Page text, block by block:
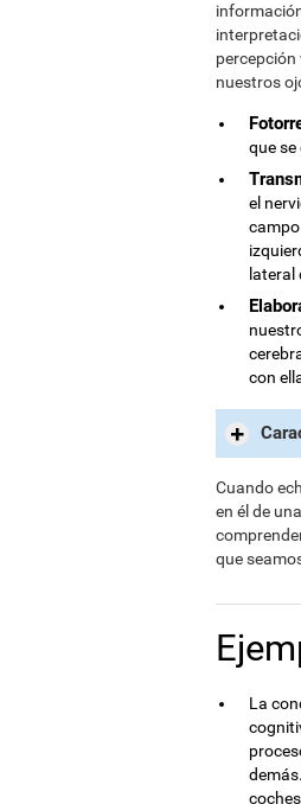
percepción
nuestros
que
el
lateral
con
Cuando
en él de
que
La